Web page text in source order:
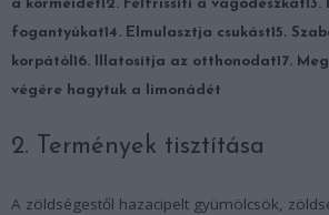
a körmeidet12. Felfrissíti a vágódeszkát
fogantyúkat14. Elmulasztja csukást15.
korpától 16. Illatosítja az otthonodat17.
végére hagytuk a limonádét
2. Termények tisztítása
A zöldségestől hazacipelt gyümölcsök,